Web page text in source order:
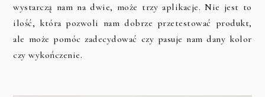
wystarczą nam na dwie, może trzy aplikacje. Nie jest to
ilość, która pozwoli nam dobrze przetestować produkt,
ale może pomóc zadecydować czy pasuje nam dany kolor
czy wykończenie.